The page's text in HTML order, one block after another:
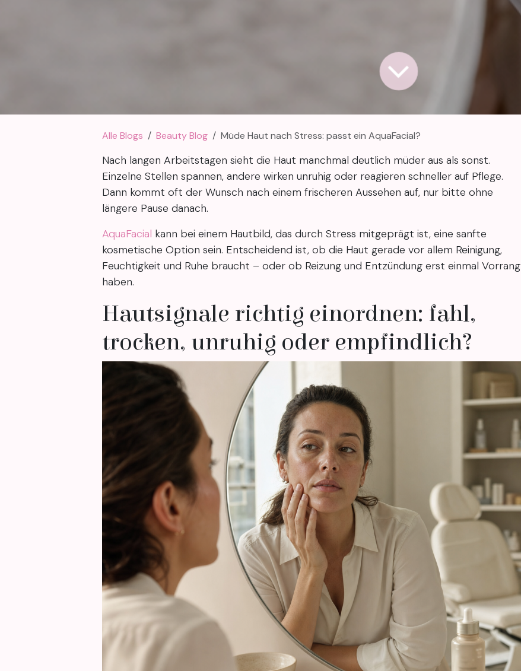
Alle Blogs Beauty Blog Müde Haut nach Stress: passt ein AquaFacial?
Nach langen Arbeitstagen sieht die Haut manchmal deutlich müder aus als sonst.
Einzelne Stellen spannen, andere wirken unruhig oder reagieren schneller auf Pflege.
Dann kommt oft der Wunsch nach einem frischeren Aussehen auf, nur bitte ohne
längere Pause danach.
AquaFacial kann bei einem Hautbild, das durch Stress mitgeprägt ist, eine sanfte
kosmetische Option sein. Entscheidend ist, ob die Haut gerade vor allem Reinigung,
Feuchtigkeit und Ruhe braucht – oder ob Reizung und Entzündung erst einmal Vorrang
haben.
Hautsignale richtig einordnen: fahl,
trocken, unruhig oder empfindlich?